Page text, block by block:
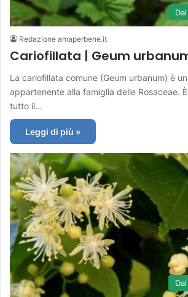
Redazione amaperbene.it
Cariofillata | Geum
La cariofillata comune (Geum urbanum) è
appartenente alla famiglia delle Rosaceae.
tutto il…
Leggi di più »